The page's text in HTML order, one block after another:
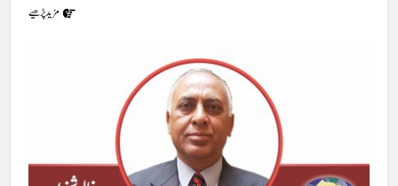
مزید پڑھیے